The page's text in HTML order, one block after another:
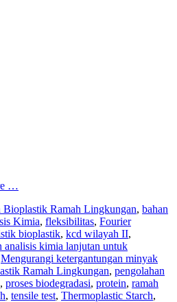
…
Bioplastik Ramah Lingkungan, bahan
Kimia, fleksibilitas, Fourier
bioplastik, kcd wilayah II,
analisis kimia lanjutan untuk
Mengurangi ketergantungan minyak
Ramah Lingkungan, pengolahan
, proses biodegradasi, protein, ramah
, tensile test, Thermoplastic Starch,